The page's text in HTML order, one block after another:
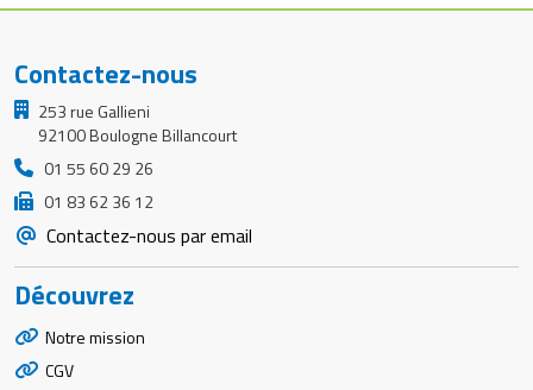
Contactez-nous
253 rue Gallieni
92100 Boulogne Billancourt
01 55 60 29 26
01 83 62 36 12
Contactez-nous par email
Découvrez
Notre mission
CGV